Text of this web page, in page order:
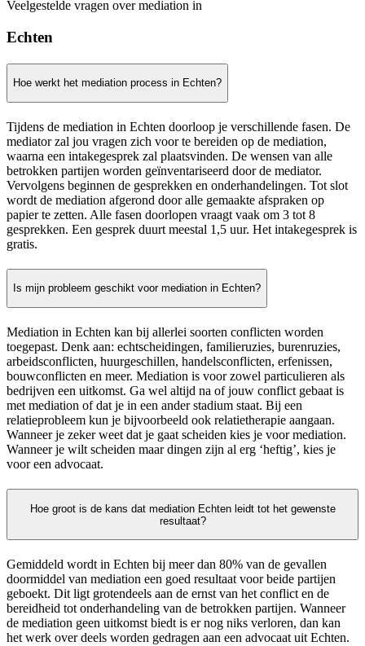
Veelgestelde vragen over mediation in
Echten
Hoe werkt het mediation process in Echten?
Tijdens de mediation in Echten doorloop je verschillende fasen. De
mediator zal jou vragen zich voor te bereiden op de mediation,
waarna een intakegesprek zal plaatsvinden. De wensen van alle
betrokken partijen worden geïnventariseerd door de mediator.
Vervolgens beginnen de gesprekken en onderhandelingen. Tot slot
wordt de mediation afgerond door alle gemaakte afspraken op
papier te zetten. Alle fasen doorlopen vraagt vaak om 3 tot 8
gesprekken. Een gesprek duurt meestal 1,5 uur. Het intakegesprek is
gratis.
Is mijn probleem geschikt voor mediation in Echten?
Mediation in Echten kan bij allerlei soorten conflicten worden
toegepast. Denk aan: echtscheidingen, familieruzies, burenruzies,
arbeidsconflicten, huurgeschillen, handelsconflicten, erfenissen,
bouwconflicten en meer. Mediation is voor zowel particulieren als
bedrijven een uitkomst. Ga wel altijd na of jouw conflict gebaat is
met mediation of dat je in een ander stadium staat. Bij een
relatieprobleem kun je bijvoorbeeld ook relatietherapie aangaan.
Wanneer je zeker weet dat je gaat scheiden kies je voor mediation.
Wanneer je wilt scheiden maar dingen zijn al erg ‘heftig’, kies je
voor een advocaat.
Hoe groot is de kans dat mediation Echten leidt tot het gewenste
resultaat?
Gemiddeld wordt in Echten bij meer dan 80% van de gevallen
doormiddel van mediation een goed resultaat voor beide partijen
geboekt. Dit ligt grotendeels aan de ernst van het conflict en de
bereidheid tot onderhandeling van de betrokken partijen. Wanneer
de mediation geen uitkomst biedt is er nog niks verloren, dan kan
het werk over deels worden gedragen aan een advocaat uit Echten.